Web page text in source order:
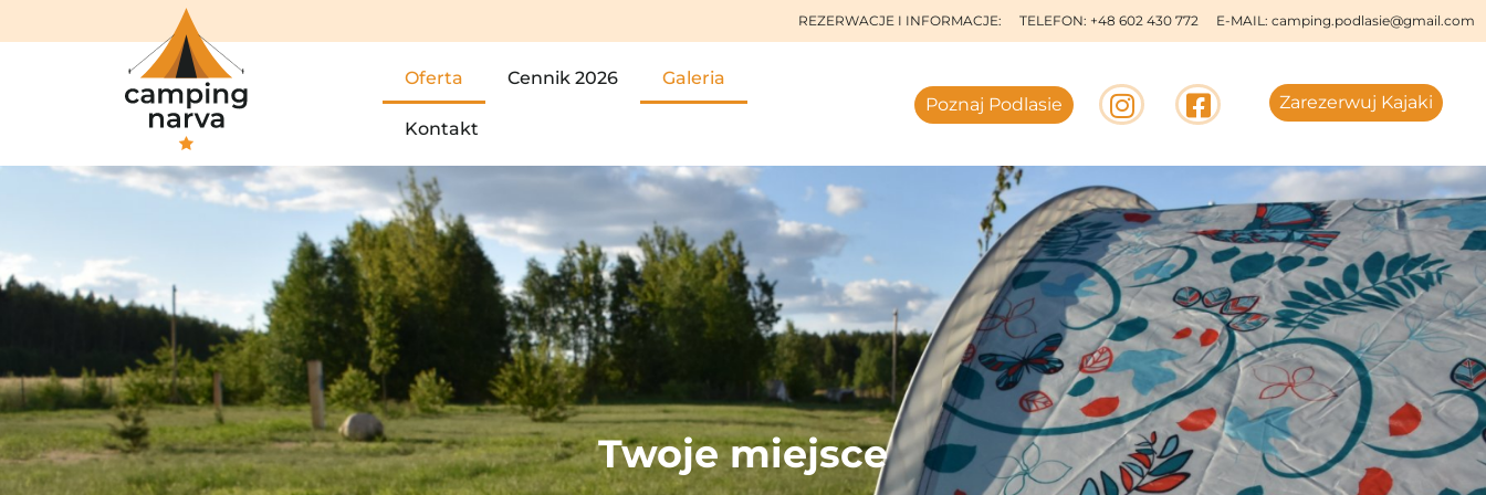
REZERWACJE I INFORMACJE: TELEFON: +48 602 430 772 E-MAIL: camping.podlasie@gmail.com
Oferta Cennik 2026 Galeria
Kontakt
Poznaj Podlasie Zarezerwuj Kajaki
Twoje miejsce